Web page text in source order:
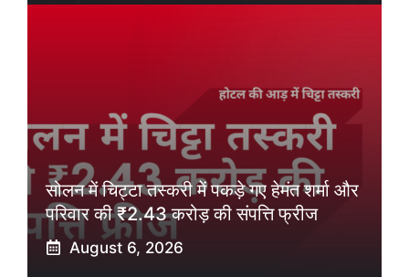
सोलन में चिट्टा तस्करी में पकड़े गए हेमंत शर्मा और
परिवार की ₹2.43 करोड़ की संपत्ति फ्रीज
August 6, 2026